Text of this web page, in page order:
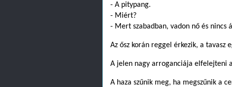
- A pitypang.
- Miért?
- Mert szabadban, vadon nő és nincs
Az ősz korán reggel érkezik, a tavasz
A jelen nagy arroganciája elfelejteni
A haza szűnik meg, ha megszűnik a